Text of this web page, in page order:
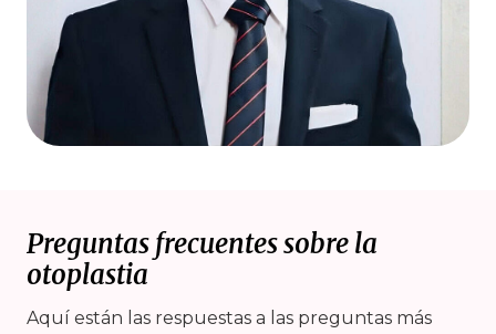
Preguntas frecuentes sobre la
otoplastia
Aquí están las respuestas a las preguntas más